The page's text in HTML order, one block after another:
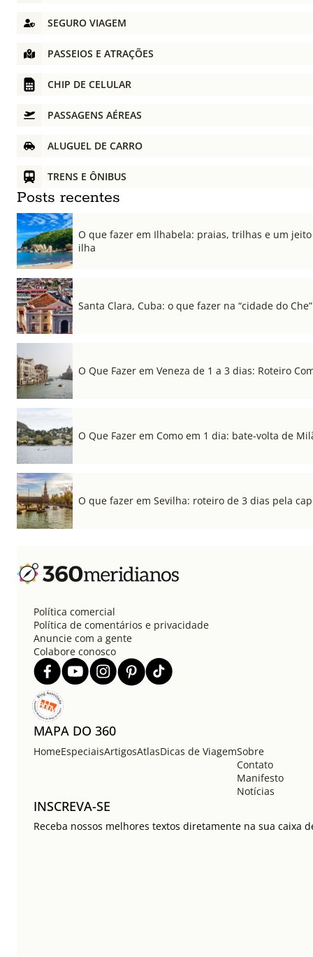
SEGURO VIAGEM
PASSEIOS E ATRAÇÕES
CHIP DE CELULAR
PASSAGENS AÉREAS
ALUGUEL DE CARRO
TRENS E ÔNIBUS
Posts recentes
O que fazer em Ilhabela: praias, trilhas e um
ilha
Santa Clara, Cuba: o que fazer na “cidade do Che”
O Que Fazer em Veneza de 1 a 3 dias: Roteiro
O Que Fazer em Como em 1 dia: bate-volta de
O que fazer em Sevilha: roteiro de 3 dias pela
Política comercial
Política de comentários e privacidade
Anuncie com a gente
Colabore conosco
MAPA DO 360
HomeEspeciaisArtigosAtlasDicas de ViagemSobre
Contato
Manifesto
Notícias
INSCREVA-SE
Receba nossos melhores textos diretamente na sua caixa